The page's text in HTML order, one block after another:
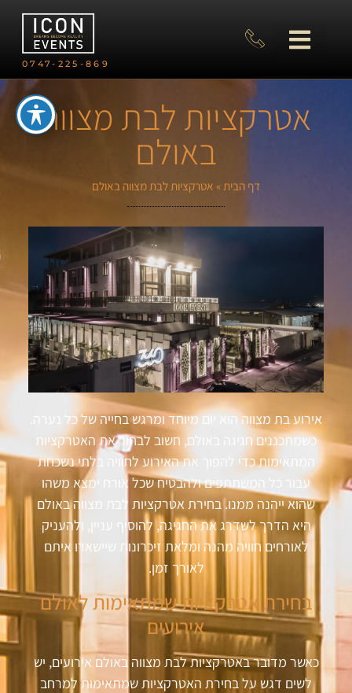
0747-225-869
אטרקציות לבת מצווה
באולם
דף הבית» אטרקציות לבת מצווה באולם
אירוע בת מצווה הוא יום מיוחד ומרגש בחייה של כל נערה.
כשמתכננים חגיגה באולם, חשוב לבחור את האטרקציות
המתאימות כדי להפוך את האירוע לחוויה בלתי נשכחת
עבור כל המשתתפים ולהבטיח שכל אורח ימצא משהו
שהוא ייהנה ממנו. בחירת אטרקציות לבת מצווה באולם
היא הדרך לשדרג את החגיגה, להוסיף עניין, ולהעניק
לאורחים חוויה מהנה ומלאת זיכרונות שיישארו איתם
לאורך זמן.
בחירת אטרקציות שמתאימות לאולם
אירועים
כאשר מדובר באטרקציות לבת מצווה באולם אירועים, יש
לשים דגש על בחירת האטרקציות שמתאימות למרחב